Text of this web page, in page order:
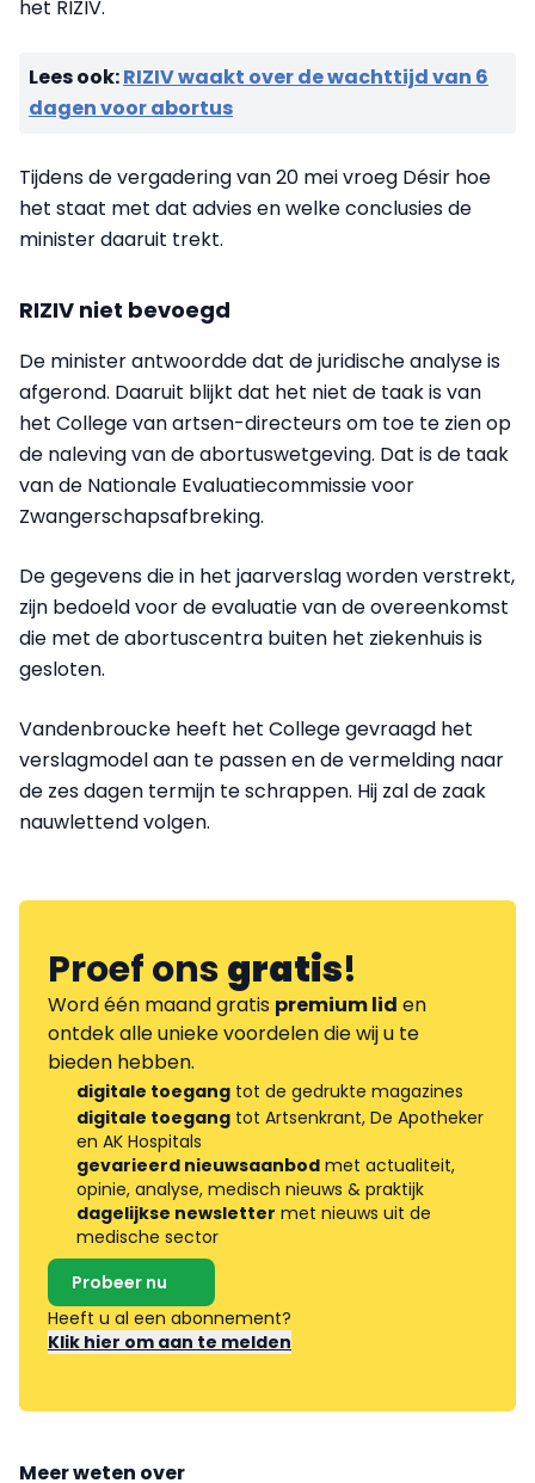
het RIZIV.
Lees ook:RIZIV waakt over de wachttijd van 6
dagen voor abortus
Tijdens de vergadering van 20 mei vroeg Désir hoe
het staat met dat advies en welke conclusies de
minister daaruit trekt.
RIZIV niet bevoegd
De minister antwoordde dat de juridische analyse is
afgerond. Daaruit blijkt dat het niet de taak is van
het College van artsen-directeurs om toe te zien op
de naleving van de abortuswetgeving. Dat is de taak
van de Nationale Evaluatiecommissie voor
Zwangerschapsafbreking.
De gegevens die in het jaarverslag worden verstrekt,
zijn bedoeld voor de evaluatie van de overeenkomst
die met de abortuscentra buiten het ziekenhuis is
gesloten.
Vandenbroucke heeft het College gevraagd het
verslagmodel aan te passen en de vermelding naar
de zes dagen termijn te schrappen. Hij zal de zaak
nauwlettend volgen.
Proef onsgratis!
Word één maand gratis premium lid en
ontdek alle unieke voordelen die wij u te
bieden hebben.
digitale toegang tot de gedrukte magazines
digitale toegang tot Artsenkrant, De Apotheker
en AK Hospitals
gevarieerd nieuwsaanbod met actualiteit,
opinie, analyse, medisch nieuws & praktijk
dagelijkse newsletter met nieuws uit de
medische sector
Probeer nu
Heeft u al een abonnement?
Klik hier om aan te melden
Meer weten over